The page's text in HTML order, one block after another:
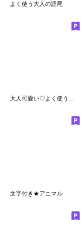
よく使う大人の語尾
大人可愛い♡よく使う絵文字mix
文字付き★アニマル